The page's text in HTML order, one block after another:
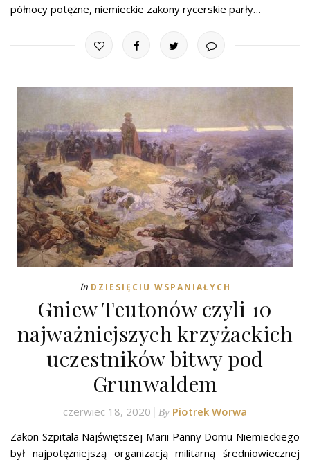
północy potężne, niemieckie zakony rycerskie parły…
In DZIESIĘCIU WSPANIAŁYCH
Gniew Teutonów czyli 10
najważniejszych krzyżackich
uczestników bitwy pod
Grunwaldem
czerwiec 18, 2020 By Piotrek Worwa
Zakon Szpitala Najświętszej Marii Panny Domu Niemieckiego
był najpotężniejszą organizacją militarną średniowiecznej